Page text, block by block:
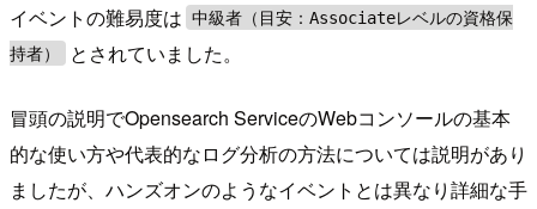
イベントの難易度は 中級者（目安：Associateレベルの資格保
持者）
とされていました。
冒頭の説明でOpensearch ServiceのWebコンソールの基本
的な使い方や代表的なログ分析の方法については説明があり
ましたが、ハンズオンのようなイベントとは異なり詳細な手